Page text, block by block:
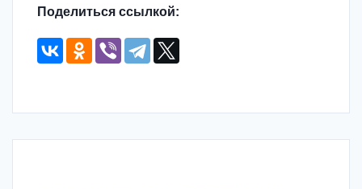
Поделиться ссылкой: